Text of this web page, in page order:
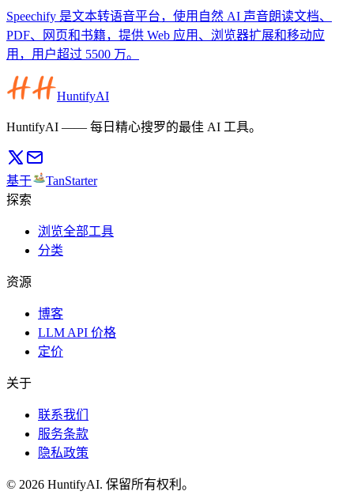
Speechify 是文本转语音平台，使用自然 AI 声音朗读文档、
PDF、网页和书籍，提供 Web 应用、浏览器扩展和移动应
用，用户超过 5500 万。
HuntifyAI
HuntifyAI —— 每日精心搜罗的最佳 AI 工具。
基于
TanStarter
探索
浏览全部工具
分类
资源
博客
LLM API 价格
定价
关于
联系我们
服务条款
隐私政策
© 2026 HuntifyAI. 保留所有权利。